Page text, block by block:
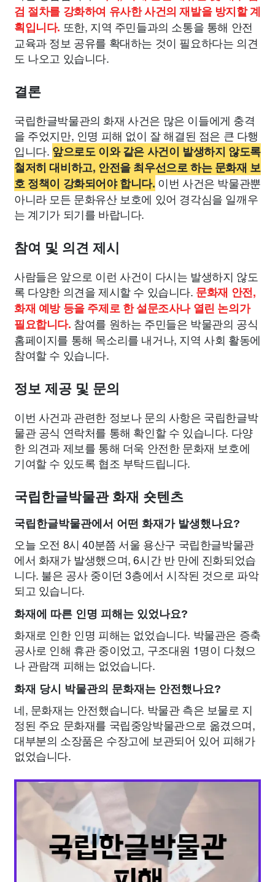
검 절차를 강화하여 유사한 사건의 재발을 방지할 계
획입니다. 또한, 지역 주민들과의 소통을 통해 안전
교육과 정보 공유를 확대하는 것이 필요하다는 의견
도 나오고 있습니다.
결론
국립한글박물관의 화재 사건은 많은 이들에게 충격
을 주었지만, 인명 피해 없이 잘 해결된 점은 큰 다행
입니다. 앞으로도 이와 같은 사건이 발생하지 않도록
철저히 대비하고, 안전을 최우선으로 하는 문화재 보
호 정책이 강화되어야 합니다. 이번 사건은 박물관뿐
아니라 모든 문화유산 보호에 있어 경각심을 일깨우
는 계기가 되기를 바랍니다.
참여 및 의견 제시
사람들은 앞으로 이런 사건이 다시는 발생하지 않도
록 다양한 의견을 제시할 수 있습니다. 문화재 안전,
화재 예방 등을 주제로 한 설문조사나 열린 논의가
필요합니다. 참여를 원하는 주민들은 박물관의 공식
홈페이지를 통해 목소리를 내거나, 지역 사회 활동에
참여할 수 있습니다.
정보 제공 및 문의
이번 사건과 관련한 정보나 문의 사항은 국립한글박
물관 공식 연락처를 통해 확인할 수 있습니다. 다양
한 의견과 제보를 통해 더욱 안전한 문화재 보호에
기여할 수 있도록 협조 부탁드립니다.
국립한글박물관 화재 숏텐츠
국립한글박물관에서 어떤 화재가 발생했나요?
오늘 오전 8시 40분쯤 서울 용산구 국립한글박물관
에서 화재가 발생했으며, 6시간 반 만에 진화되었습
니다. 불은 공사 중이던 3층에서 시작된 것으로 파악
되고 있습니다.
화재에 따른 인명 피해는 있었나요?
화재로 인한 인명 피해는 없었습니다. 박물관은 증축
공사로 인해 휴관 중이었고, 구조대원 1명이 다쳤으
나 관람객 피해는 없었습니다.
화재 당시 박물관의 문화재는 안전했나요?
네, 문화재는 안전했습니다. 박물관 측은 보물로 지
정된 주요 문화재를 국립중앙박물관으로 옮겼으며,
대부분의 소장품은 수장고에 보관되어 있어 피해가
없었습니다.